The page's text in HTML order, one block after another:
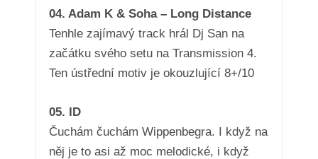
04. Adam K & Soha – Long Distance
Tenhle zajímavý track hrál Dj San na
začátku svého setu na Transmission 4.
Ten ústřední motiv je okouzlující 8+/10
05. ID
Čuchám čuchám Wippenbegra. I když na
něj je to asi až moc melodické, i když